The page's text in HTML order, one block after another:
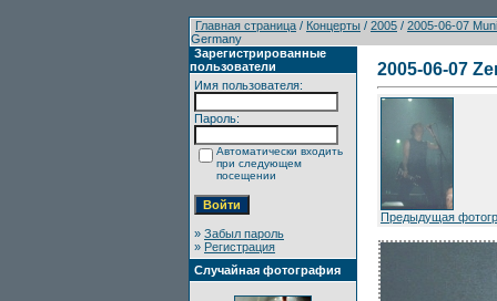
Главная страница / Концерты / 2005 / 2005-06-07
Germany
Зарегистрированные
пользователи
Имя пользователя:
Пароль:
Автоматически входить
при следующем
посещении
» Забыл пароль
» Регистрация
Случайная фотография
2005-06-07
Предыдущая